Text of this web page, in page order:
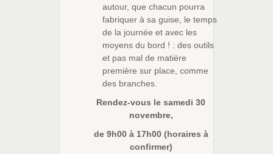
autour, que chacun pourra
fabriquer à sa guise, le temps
de la journée et avec les
moyens du bord ! : des outils
et pas mal de matière
première sur place, comme
des branches.
Rendez-vous le samedi 30
novembre,
de 9h00 à 17h00 (horaires à
confirmer)